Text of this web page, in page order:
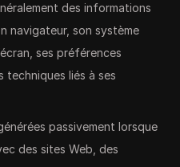
des informations
navigateur, son système
ses préférences
techniques liés à ses
passivement lorsque
des sites Web, des